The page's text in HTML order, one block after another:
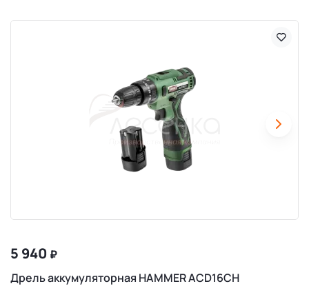
5 940 ₽
Дрель аккумуляторная HAMMER ACD16CH